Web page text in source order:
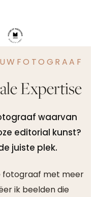
Expertise
waarvan
editorial kunst?
juiste plek.
fotograaf met meer
ik beelden die